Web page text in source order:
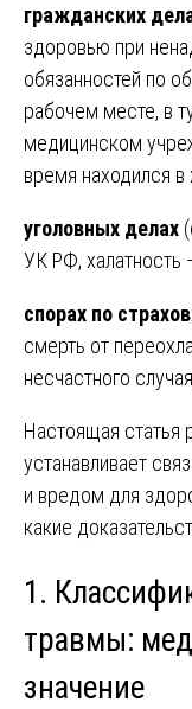
гражданских
здоровью при
обязанностей по
рабочем месте, в
медицинском
время находился в
уголовных делах
УК РФ,
спорах по
смерть от
несчастного
Настоящая статья
устанавливает
и вредом для
какие
1.
травмы:
значение